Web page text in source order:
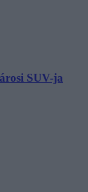
SUV-ja